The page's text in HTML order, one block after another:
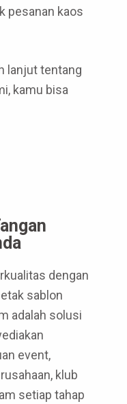
pesanan kaos
lanjut tentang
kamu bisa
dengan
sablon
adalah solusi
event,
klub
setiap tahap